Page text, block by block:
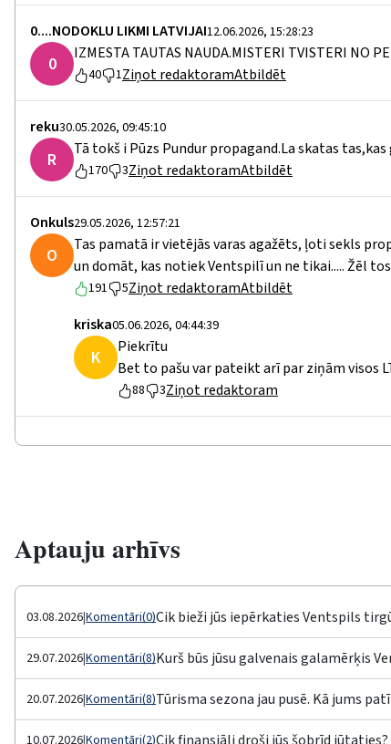
0....NODOKLU LIKMI LATVIJAI12.06.2026, 15:28:23
0 IZMESTA TAUTAS NAUDA.MISTERI TVISTERI NO
40 1Ziņot redaktoramAtbildēt
reku30.05.2026, 09:45:10
R Tā tokš i Pūzs Pundur propagand.La skatas
170 3Ziņot redaktoramAtbildēt
Onkuls29.05.2026, 12:57:21
O
Tas pamatā ir vietējās varas agažēts, ļoti sekls
un domāt, kas notiek Ventspilī un ne tikai..... Žēl
191 5Ziņot redaktoramAtbildēt
kriska05.06.2026, 04:44:39
K
Piekrītu
Bet to pašu var pateikt arī par ziņām visos
88 3Ziņot redaktoram
Aptauju arhīvs
03.08.2026|Komentāri(0)Cik bieži jūs iepērkaties Ventspils
29.07.2026|Komentāri(8)Kurš būs jūsu galvenais galamērķis
20.07.2026|Komentāri(8)Tūrisma sezona jau pusē. Kā jums
10.07.2026|Komentāri(2)